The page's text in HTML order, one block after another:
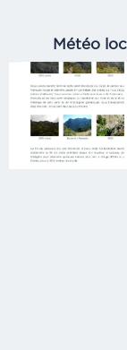
Météo